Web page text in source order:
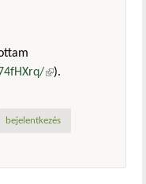
(külső
).
bejelentkezés